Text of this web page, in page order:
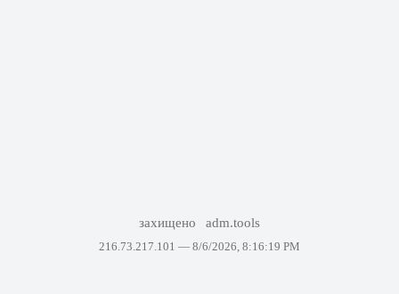
захищено adm.tools
216.73.217.101 — 8/6/2026, 8:16:19 PM